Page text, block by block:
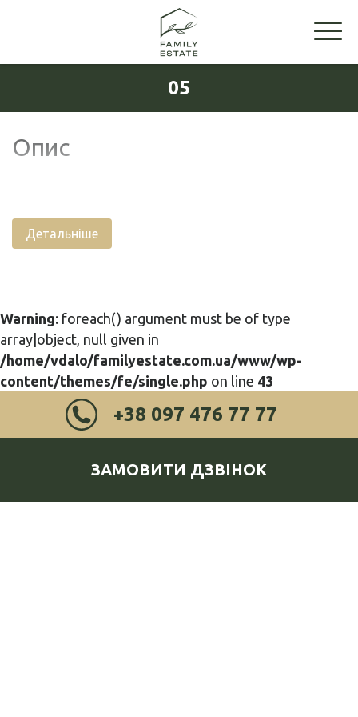
05
Опис
Детальніше
Warning: foreach() argument must be of type
array|object, null given in
/home/vdalo/familyestate.com.ua/www/wp-
content/themes/fe/single.php on line 43
+38 097 476 77 77
ЗАМОВИТИ ДЗВІНОК